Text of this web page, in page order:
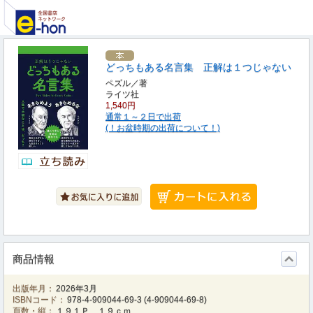
どっちもある名言集 正解は１つじゃない
ペズル／著
ライツ社
1,540円
通常１～２日で出荷
(！お盆時期の出荷について！)
商品情報
出版年月： 2026年3月
ISBNコード： 978-4-909044-69-3 (4-909044-69-8)
頁数・縦：
１９１Ｐ １９ｃｍ